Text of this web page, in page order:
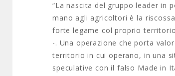
“La nascita del gruppo leader in
mano agli agricoltori è la
forte legame col proprio territorio
-. Una operazione che porta
territorio in cui operano, in una
speculative con il falso Made in